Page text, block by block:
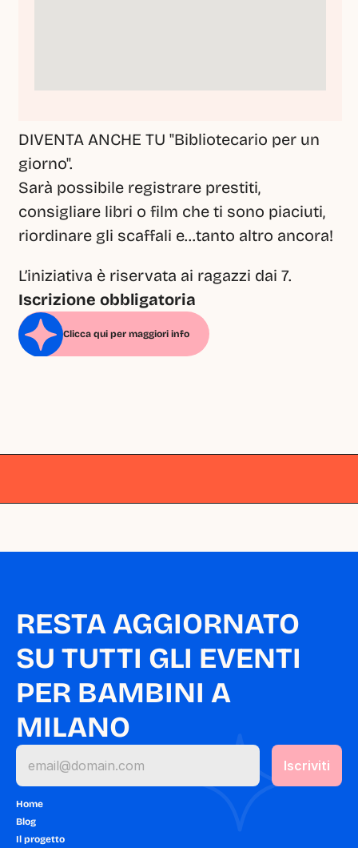
DIVENTA ANCHE TU "Bibliotecario per un
giorno".
Sarà possibile registrare prestiti,
consigliare libri o film che ti sono piaciuti,
riordinare gli scaffali e…tanto altro ancora!
L’iniziativa è riservata ai ragazzi dai 7.
Iscrizione obbligatoria
Clicca qui per maggiori info
RESTA AGGIORNATO
SU TUTTI GLI EVENTI
PER BAMBINI A
MILANO
Home
Blog
Il progetto